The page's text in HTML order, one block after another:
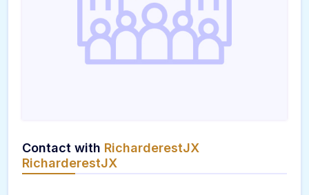
Contact with RicharderestJX
RicharderestJX